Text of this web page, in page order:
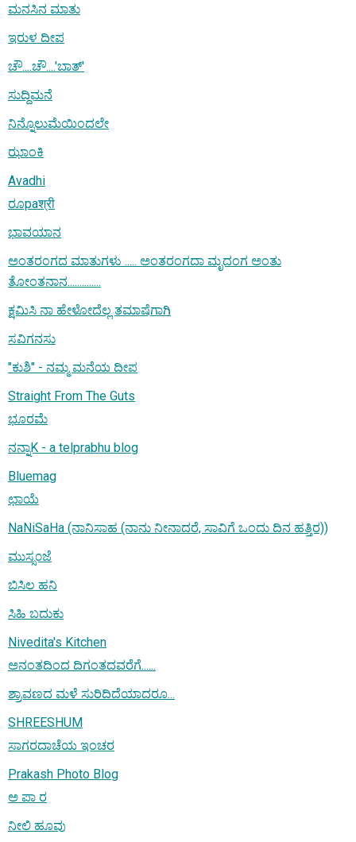
ಮನಸಿನ ಮಾತು
ಇರುಳ ದೀಪ
ಚೌ....ಚೌ....'ಬಾತ್'
ಸುದ್ದಿಮನೆ
ನಿನ್ನೊಲುಮೆಯಿಂದಲೇ
ಝಾಂಕಿ
Avadhi
ರೂpaश्री
ಭಾವಯಾನ
ಅಂತರಂಗದ ಮಾತುಗಳು ..... ಅಂತರಂಗದಾ ಮೃದಂಗ ಅಂತು
ತೋಂತನಾನ..............
ಕ್ಷಮಿಸಿ ನಾ ಹೇಳೋದೆಲ್ಲ ತಮಾಷೆಗಾಗಿ
ಸವಿಗನಸು
"ಕುಶಿ" - ನಮ್ಮ ಮನೆಯ ದೀಪ
Straight From The Guts
ಭೂರಮೆ
ನನ್ನಾK - a telprabhu blog
Bluemag
ಛಾಯೆ
NaNiSaHa (ನಾನಿಸಾಹ (ನಾನು ನೀನಾದರೆ, ಸಾವಿಗೆ ಒಂದು ದಿನ ಹತ್ತಿರ))
ಮುಸ್ಸ೦ಜೆ
ಬಿಸಿಲ ಹನಿ
ಸಿಹಿ ಬದುಕು
Nivedita's Kitchen
ಅನಂತದಿಂದ ದಿಗಂತದವರೆಗೆ......
ಶ್ರಾವಣದ ಮಳೆ ಸುರಿದಿದೆಯಾದರೂ...
SHREESHUM
ಸಾಗರದಾಚೆಯ ಇಂಚರ
Prakash Photo Blog
ಅ ಪಾ ರ
ನೀಲಿ ಹೂವು